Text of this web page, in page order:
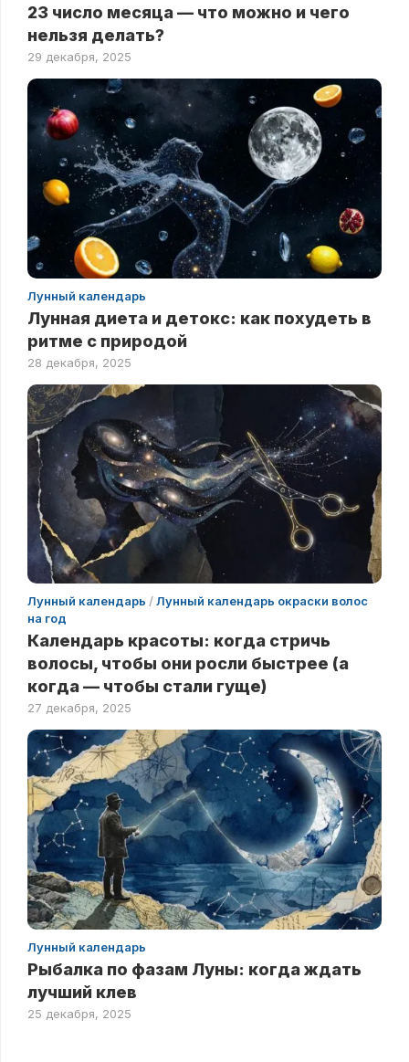
23 число месяца — что можно и чего
нельзя делать?
29 декабря, 2025
Лунный календарь
Лунная диета и детокс: как похудеть в
ритме с природой
28 декабря, 2025
Лунный календарь /Лунный календарь окраски волос
на год
Календарь красоты: когда стричь
волосы, чтобы они росли быстрее (а
когда — чтобы стали гуще)
27 декабря, 2025
Лунный календарь
Рыбалка по фазам Луны: когда ждать
лучший клев
25 декабря, 2025